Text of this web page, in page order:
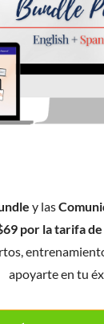
y las
por la tarifa
apoyarte en tu